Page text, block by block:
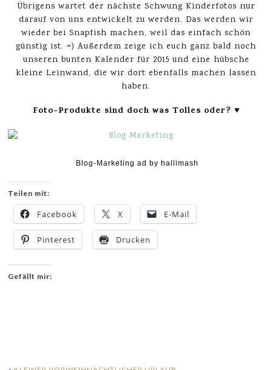
Übrigens wartet der nächste Schwung Kinderfotos nur
darauf von uns entwickelt zu werden. Das werden wir
wieder bei Snapfish machen, weil das einfach schön
günstig ist. =) Außerdem zeige ich euch ganz bald noch
unseren bunten Kalender für 2015 und eine hübsche
kleine Leinwand, die wir dort ebenfalls machen lassen
haben.
Foto-Produkte sind doch was Tolles oder? ♥
Blog-Marketing ad by hallimash
Teilen mit:
Facebook X E-Mail
Pinterest Drucken
Gefällt mir: